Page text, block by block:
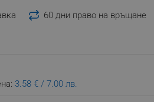
60 дни право на връщане
3.58 € / 7.00 лв.